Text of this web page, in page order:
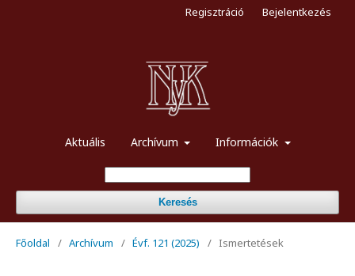
Aktuális Archívum Információk
Keresés
Regisztráció Bejelentkezés
Főoldal / Archívum / Évf. 121 (2025) / Ismertetések